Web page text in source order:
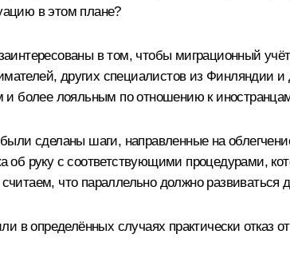
в этом плане?
в том, чтобы миграционный
других специалистов из Финляндии
более лояльным по отношению к
сделаны шаги, направленные на
руку с соответствующими процедурами,
что параллельно должно
определённых случаях практически отказ